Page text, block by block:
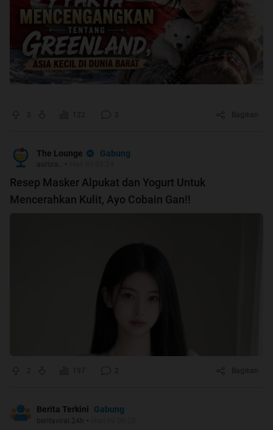
3 122 3 Bagikan
The Lounge Gabung
aurora.. •
Resep Masker Alpukat dan Yogurt Untuk
Mencerahkan Kulit, Ayo Cobain Gan!!
2 197 2 Bagikan
Berita Terkini Gabung
beritaviral.24h •